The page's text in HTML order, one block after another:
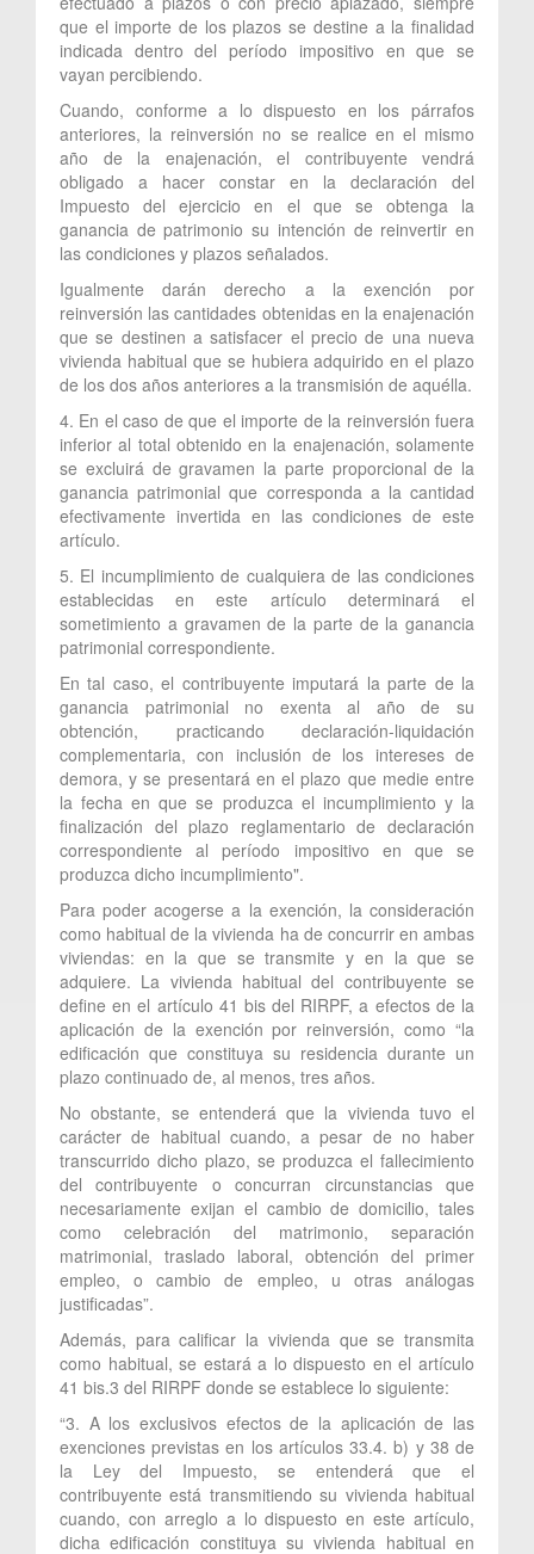
que el importe de los plazos se destine a la finalidad
indicada dentro del período impositivo en que se
vayan percibiendo.
Cuando, conforme a lo dispuesto en los párrafos
anteriores, la reinversión no se realice en el mismo
año de la enajenación, el contribuyente vendrá
obligado a hacer constar en la declaración del
Impuesto del ejercicio en el que se obtenga la
ganancia de patrimonio su intención de reinvertir en
las condiciones y plazos señalados.
Igualmente darán derecho a la exención por
reinversión las cantidades obtenidas en la enajenación
que se destinen a satisfacer el precio de una nueva
vivienda habitual que se hubiera adquirido en el plazo
de los dos años anteriores a la transmisión de aquélla.
4. En el caso de que el importe de la reinversión fuera
inferior al total obtenido en la enajenación, solamente
se excluirá de gravamen la parte proporcional de la
ganancia patrimonial que corresponda a la cantidad
efectivamente invertida en las condiciones de este
artículo.
5. El incumplimiento de cualquiera de las condiciones
establecidas en este artículo determinará el
sometimiento a gravamen de la parte de la ganancia
patrimonial correspondiente.
En tal caso, el contribuyente imputará la parte de la
ganancia patrimonial no exenta al año de su
obtención, practicando declaración-liquidación
complementaria, con inclusión de los intereses de
demora, y se presentará en el plazo que medie entre
la fecha en que se produzca el incumplimiento y la
finalización del plazo reglamentario de declaración
correspondiente al período impositivo en que se
produzca dicho incumplimiento".
Para poder acogerse a la exención, la consideración
como habitual de la vivienda ha de concurrir en ambas
viviendas: en la que se transmite y en la que se
adquiere. La vivienda habitual del contribuyente se
define en el artículo 41 bis del RIRPF, a efectos de la
aplicación de la exención por reinversión, como “la
edificación que constituya su residencia durante un
plazo continuado de, al menos, tres años.
No obstante, se entenderá que la vivienda tuvo el
carácter de habitual cuando, a pesar de no haber
transcurrido dicho plazo, se produzca el fallecimiento
del contribuyente o concurran circunstancias que
necesariamente exijan el cambio de domicilio, tales
como celebración del matrimonio, separación
matrimonial, traslado laboral, obtención del primer
empleo, o cambio de empleo, u otras análogas
justificadas”.
Además, para calificar la vivienda que se transmita
como habitual, se estará a lo dispuesto en el artículo
41 bis.3 del RIRPF donde se establece lo siguiente:
“3. A los exclusivos efectos de la aplicación de las
exenciones previstas en los artículos 33.4. b) y 38 de
la Ley del Impuesto, se entenderá que el
contribuyente está transmitiendo su vivienda habitual
cuando, con arreglo a lo dispuesto en este artículo,
dicha edificación constituya su vivienda habitual en